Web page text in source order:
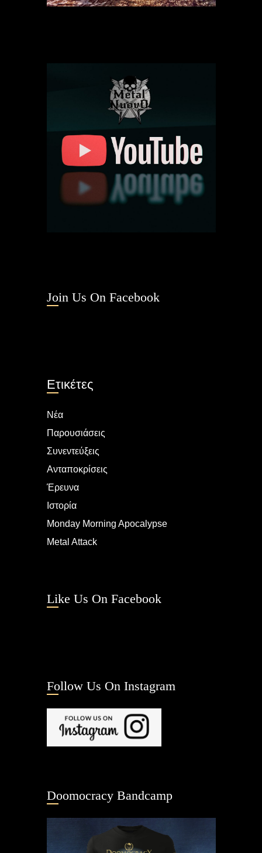
Join Us On Facebook
Ετικέτες
Νέα
Παρουσιάσεις
Συνεντεύξεις
Ανταποκρίσεις
Έρευνα
Ιστορία
Monday Morning Apocalypse
Metal Attack
Like Us On Facebook
Follow Us On Instagram
Doomocracy Bandcamp